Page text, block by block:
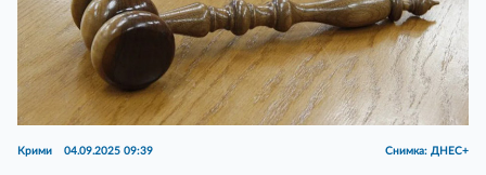
Крими 04.09.2025 09:39 Снимка: ДНЕС+